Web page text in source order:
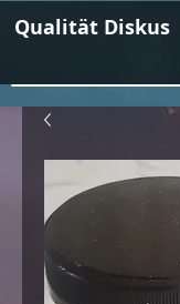
Qualität Diskus